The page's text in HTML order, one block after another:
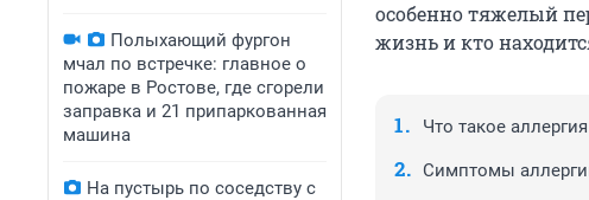
Полыхающий фургон
мчал по встречке: главное о
пожаре в Ростове, где сгорели
заправка и 21 припаркованная
машина
На пустырь по соседству с
особенно тяжелый
жизнь и кто
Что такое аллергия
Симптомы